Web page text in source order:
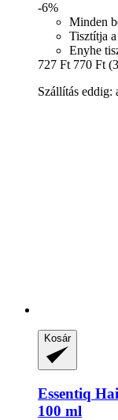
-6%
Minden
Tisztítja
Enyhe
727 Ft 770 Ft
Szállítás eddig:
Kosár
Essentiq
100 ml